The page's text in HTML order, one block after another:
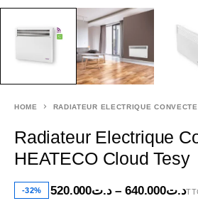
HOME RADIATEUR ELECTRIQUE
Radiateur Electrique
HEATECO Cloud Tesy
-32% د.ت520.000 – د.ت640.000